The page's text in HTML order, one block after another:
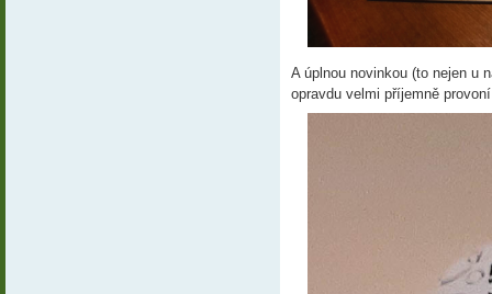
A úplnou novinkou (to nejen u
opravdu velmi příjemně